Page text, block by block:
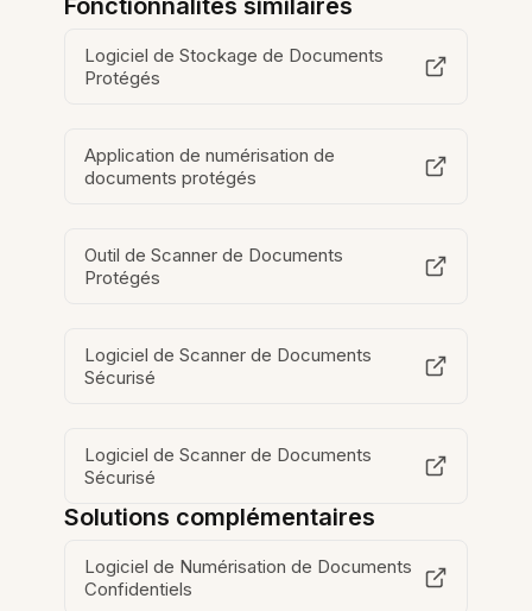
Fonctionnalités similaires
Logiciel de Stockage de Documents
Protégés
Application de numérisation de
documents protégés
Outil de Scanner de Documents
Protégés
Logiciel de Scanner de Documents
Sécurisé
Logiciel de Scanner de Documents
Sécurisé
Solutions complémentaires
Logiciel de Numérisation de Documents
Confidentiels